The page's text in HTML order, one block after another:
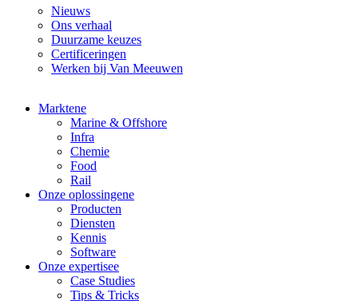
Nieuws
Ons verhaal
Duurzame keuzes
Certificeringen
Werken bij Van Meeuwen
Markten
Marine & Offshore
Infra
Chemie
Food
Rail
Onze oplossingen
Producten
Diensten
Kennis
Software
Onze expertise
Case Studies
Tips & Tricks